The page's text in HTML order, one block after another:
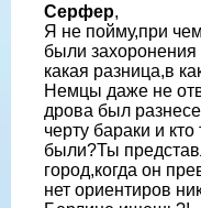
Серфер,
Я не пойму,при
были захоронения
какая разница,в
Немцы даже не
дрова был
черту бараки и
были?Ты
город,когда он
нет ориентиров